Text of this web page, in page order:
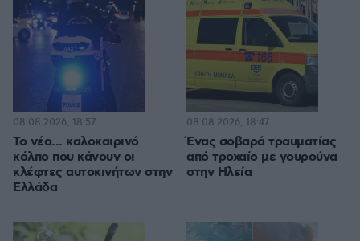
Το νέο... καλοκαιρινό
κόλπο που κάνουν οι
κλέφτες αυτοκινήτων στην
Ελλάδα
08.08.2026, 18:57
Ένας σοβαρά τραυματίας
από τροχαίο με γουρούνα
στην Ηλεία
08.08.2026, 18:47